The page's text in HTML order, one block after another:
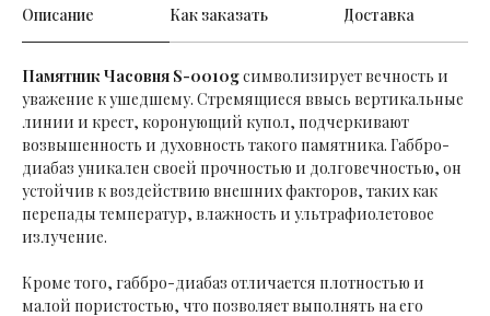
Описание Как заказать Доставка
Памятник Часовня S-0010gсимволизирует вечность и
уважение к ушедшему. Стремящиеся ввысь вертикальные
линии и крест, коронующий купол, подчеркивают
возвышенность и духовность такого памятника. Габбро-
диабаз уникален своей прочностью и долговечностью, он
устойчив к воздействию внешних факторов, таких как
перепады температур, влажность и ультрафиолетовое
излучение.
Кроме того, габбро-диабаз отличается плотностью и
малой пористостью, что позволяет выполнять на его